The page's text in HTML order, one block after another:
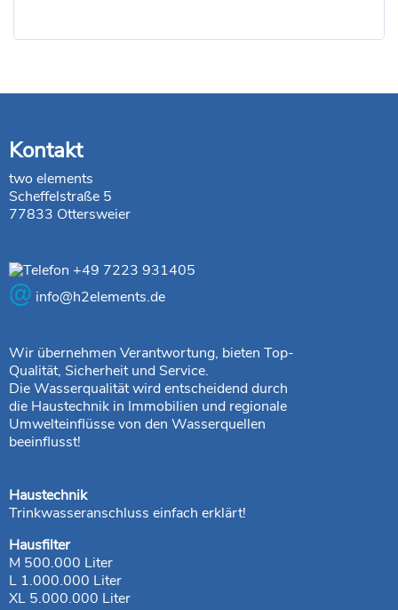
Kontakt
two elements
Scheffelstraße 5
77833 Ottersweier
+49 7223 931405
@ info@h2elements.de
Wir übernehmen Verantwortung, bieten Top-
Qualität, Sicherheit und Service.
Die Wasserqualität wird entscheidend durch
die Haustechnik in Immobilien und regionale
Umwelteinflüsse von den Wasserquellen
beeinflusst!
Haustechnik
Trinkwasseranschluss einfach erklärt!
Hausfilter
M 500.000 Liter
L 1.000.000 Liter
XL 5.000.000 Liter